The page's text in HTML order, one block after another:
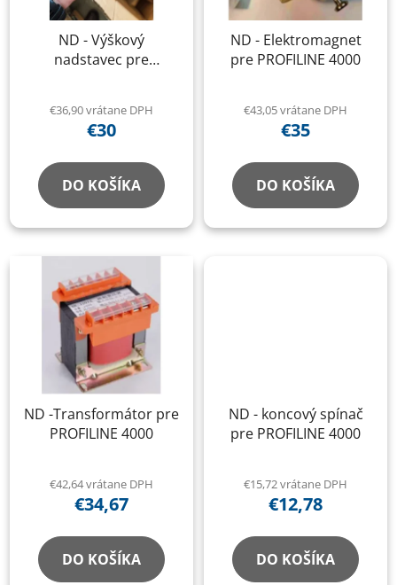
ND - Výškový
nadstavec pre
€36,90 vrátane DPH
€30
DO KOŠÍKA
ND - Elektromagnet
pre PROFILINE 4000
€43,05 vrátane DPH
€35
DO KOŠÍKA
ND -Transformátor pre
PROFILINE 4000
€42,64 vrátane DPH
€34,67
DO KOŠÍKA
ND - koncový spínač
pre PROFILINE 4000
€15,72 vrátane DPH
€12,78
DO KOŠÍKA